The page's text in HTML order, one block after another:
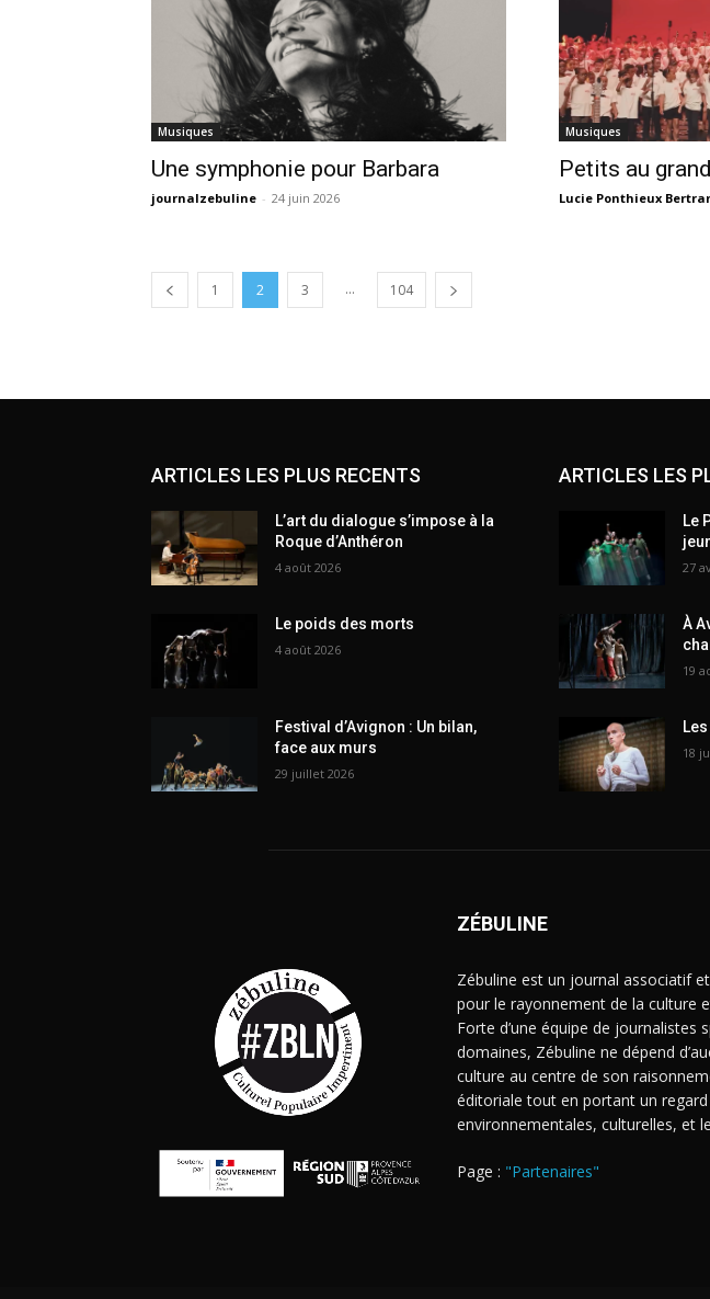
Musiques
Une symphonie pour Barbara
journalzebuline - 24 juin 2026
Musiques
Petits au
Lucie Ponthieux
1 2 3 ... 104
ARTICLES LES PLUS RECENTS
L’art du dialogue s’impose à la
Roque d’Anthéron
4 août 2026
Le poids des morts
4 août 2026
Festival d’Avignon : Un bilan,
face aux murs
29 juillet 2026
ARTICLES LES
Le
27
À
19
18
ZÉBULINE
Zébuline est un journal associatif
pour le rayonnement de la culture
Forte d’une équipe de journalistes
domaines, Zébuline ne dépend
culture au centre de son
éditoriale tout en portant un
environnementales, culturelles, et
Page : "Partenaires"